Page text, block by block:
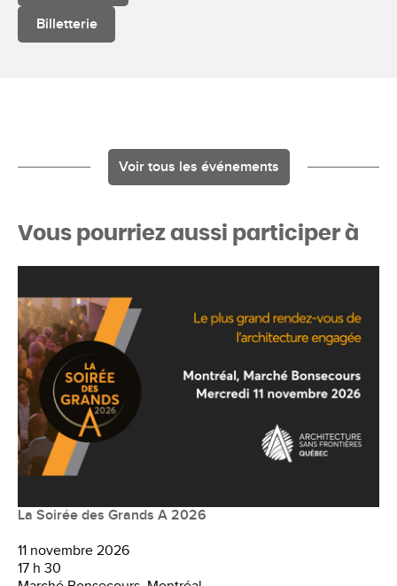
Billetterie
Voir tous les événements
Vous pourriez aussi participer à
La Soirée des Grands A 2026
11 novembre 2026
17 h 30